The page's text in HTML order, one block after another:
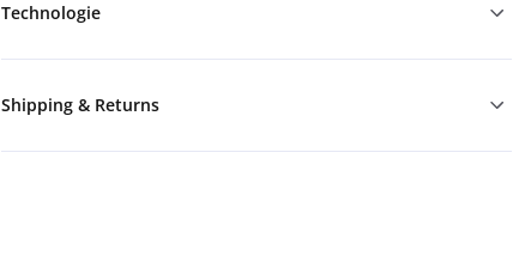
Technologie
Shipping & Returns